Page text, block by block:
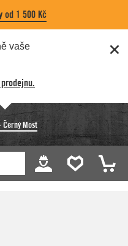
od 1 500 Kč
vaše
Černý Most